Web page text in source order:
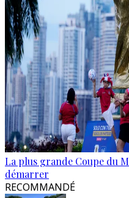
La plus grande Coupe du
démarrer
RECOMMANDÉ